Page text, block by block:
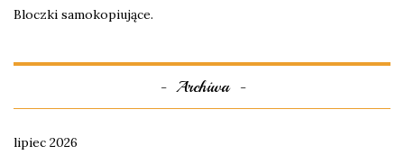
Bloczki samokopiujące.
Archiwa
lipiec 2026